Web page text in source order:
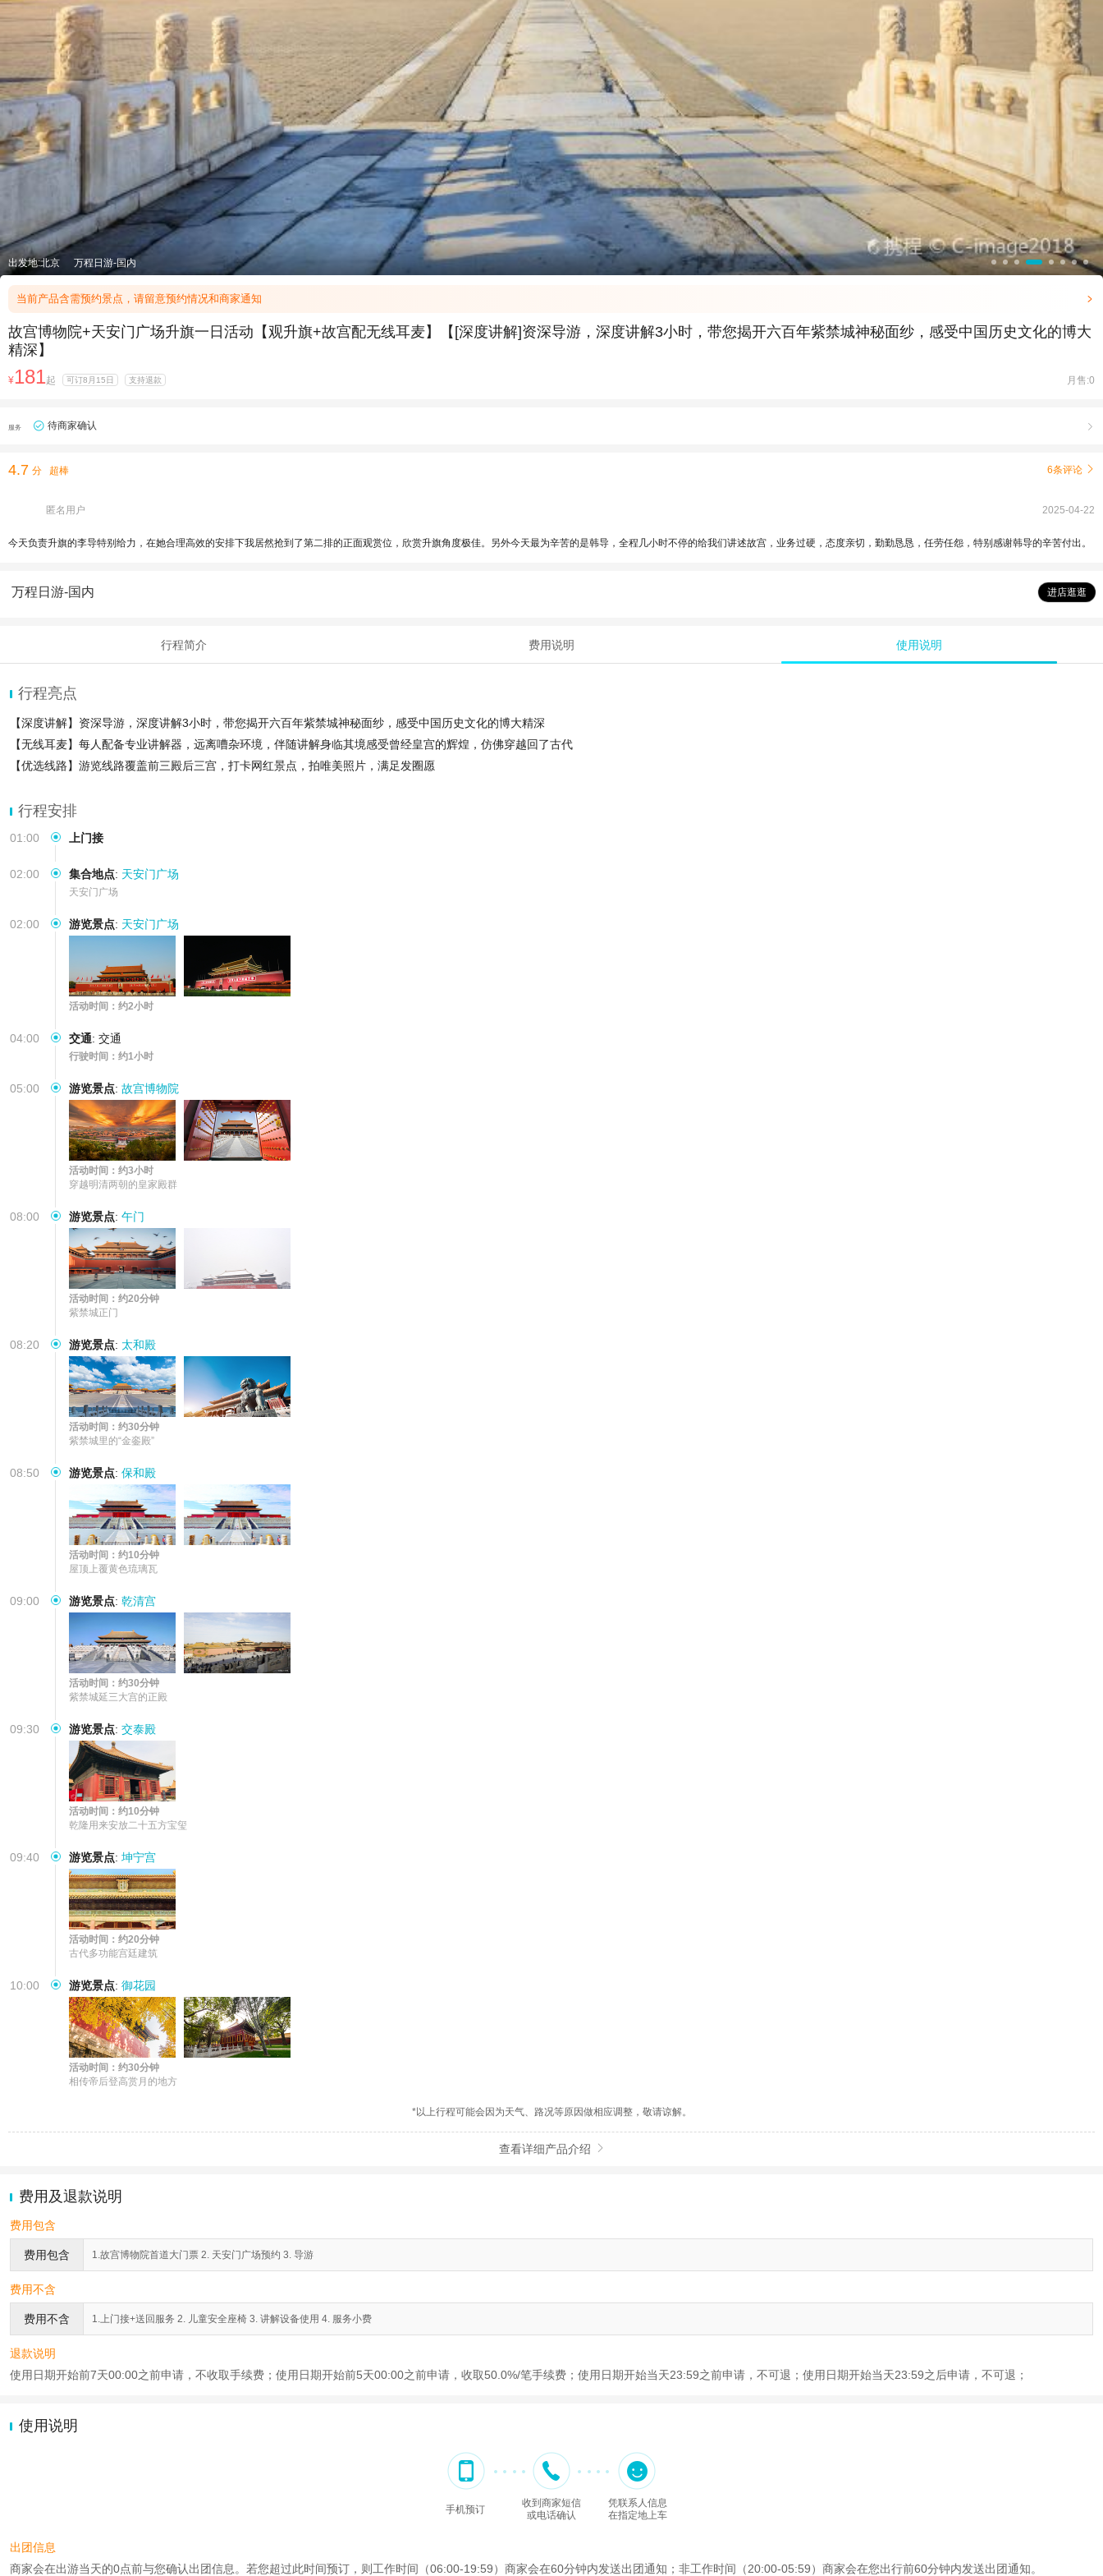
出发地:北京 万程日游-国内
当前产品含需预约景点，请留意预约情况和商家通知 
故宫博物院+天安门广场升旗一日活动【观升旗+故宫配无线耳麦】【[深度讲解]资深导游，深度讲解3小时，带您揭开六百年紫禁城神秘面纱，感受中国历史文化的博大
精深】
¥181起 可订8月15日 支持退款 月售:0
服务 待商家确认 
4.7 分 超棒 6条评论 
匿名用户 2025-04-22
今天负责升旗的李导特别给力，在她合理高效的安排下我居然抢到了第二排的正面观赏位，欣赏升旗角度极佳。另外今天最为辛苦的是韩导，全程几小时不停的给我们讲述故宫，业务过硬，态度亲切，勤勤恳恳，任劳任怨，特别感谢韩导的辛苦付出。
万程日游-国内 进店逛逛
行程简介 费用说明 使用说明
行程亮点
【深度讲解】资深导游，深度讲解3小时，带您揭开六百年紫禁城神秘面纱，感受中国历史文化的博大精深
【无线耳麦】每人配备专业讲解器，远离嘈杂环境，伴随讲解身临其境感受曾经皇宫的辉煌，仿佛穿越回了古代
【优选线路】游览线路覆盖前三殿后三宫，打卡网红景点，拍唯美照片，满足发圈愿
行程安排
01:00 上门接
02:00 集合地点: 天安门广场
天安门广场
02:00 游览景点: 天安门广场
活动时间：约2小时
04:00 交通: 交通
行驶时间：约1小时
05:00 游览景点: 故宫博物院
活动时间：约3小时
穿越明清两朝的皇家殿群
08:00 游览景点: 午门
活动时间：约20分钟
紫禁城正门
08:20 游览景点: 太和殿
活动时间：约30分钟
紫禁城里的“金銮殿”
08:50 游览景点: 保和殿
活动时间：约10分钟
屋顶上覆黄色琉璃瓦
09:00 游览景点: 乾清宫
活动时间：约30分钟
紫禁城延三大宫的正殿
09:30 游览景点: 交泰殿
活动时间：约10分钟
乾隆用来安放二十五方宝玺
09:40 游览景点: 坤宁宫
活动时间：约20分钟
古代多功能宫廷建筑
10:00 游览景点: 御花园
活动时间：约30分钟
相传帝后登高赏月的地方
*以上行程可能会因为天气、路况等原因做相应调整，敬请谅解。
查看详细产品介绍 
费用及退款说明
费用包含
费用包含 1.故宫博物院首道大门票 2. 天安门广场预约 3. 导游
费用不含
费用不含 1.上门接+送回服务 2. 儿童安全座椅 3. 讲解设备使用 4. 服务小费
退款说明
使用日期开始前7天00:00之前申请，不收取手续费；使用日期开始前5天00:00之前申请，收取50.0%/笔手续费；使用日期开始当天23:59之前申请，不可退；使用日期开始当天23:59之后申请，不可退；
使用说明
手机预订
收到商家短信
或电话确认
凭联系人信息
在指定地上车
出团信息
商家会在出游当天的0点前与您确认出团信息。若您超过此时间预订，则工作时间（06:00-19:59）商家会在60分钟内发送出团通知；非工作时间（20:00-05:59）商家会在您出行前60分钟内发送出团通知。